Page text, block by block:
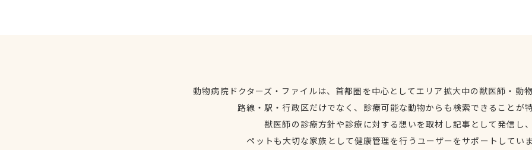
動物病院ドクターズ・ファイルは、首都圏を中心としてエリア拡大中の獣医師・動
路線・駅・行政区だけでなく、診療可能な動物からも検索できることが
獣医師の診療方針や診療に対する想いを取材し記事として発信し
ペットも大切な家族として健康管理を行うユーザーをサポートしてい